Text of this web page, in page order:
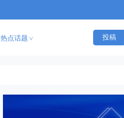
热点话题 < 投稿